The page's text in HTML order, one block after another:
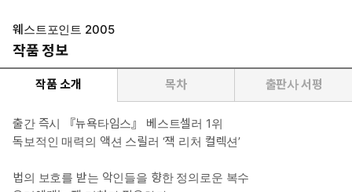
웨스트포인트 2005
작품 정보
작품 소개 목차 출판사 서평
출간 즉시 『뉴욕타임스』 베스트셀러 1위
독보적인 매력의 액션 스릴러 ‘잭 리처 컬렉션’
법의 보호를 받는 악인들을 향한 정의로운 복수